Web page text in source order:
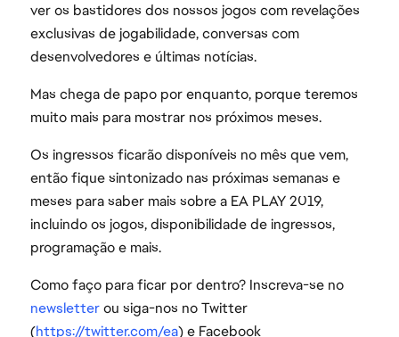
ver os bastidores dos nossos jogos com revelações
exclusivas de jogabilidade, conversas com
desenvolvedores e últimas notícias.
Mas chega de papo por enquanto, porque teremos
muito mais para mostrar nos próximos meses.
Os ingressos ficarão disponíveis no mês que vem,
então fique sintonizado nas próximas semanas e
meses para saber mais sobre a EA PLAY 2019,
incluindo os jogos, disponibilidade de ingressos,
programação e mais.
Como faço para ficar por dentro? Inscreva-se no
newsletterou siga-nos no Twitter
(https://twitter.com/ea) e Facebook